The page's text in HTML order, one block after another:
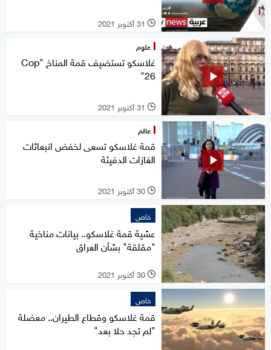
l 31 أكتوبر 2021
علوم
غلاسكو تستضيف قمة المناخ "Cop
26"
l 31 أكتوبر 2021
عالم
قمة غلاسكو تسعى لخفض انبعاثات
الغازات الدفيئة
l 30 أكتوبر 2021
خاص
عشية قمة غلاسكو.. بيانات مناخية
"مقلقة" بشأن العراق
l 30 أكتوبر 2021
خاص
قمة غلاسكو وقطاع الطيران.. معضلة
"لم تجد حلا بعد"